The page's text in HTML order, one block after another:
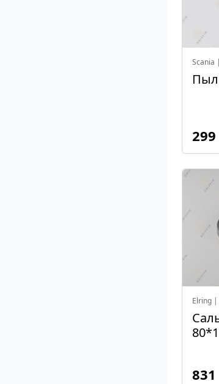
Scania |
Elring |